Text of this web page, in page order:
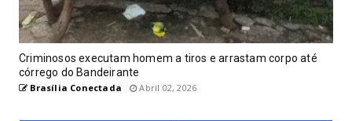
Criminosos executam homem a tiros e arrastam corpo até
córrego do Bandeirante
Brasília Conectada Abril 02, 2026